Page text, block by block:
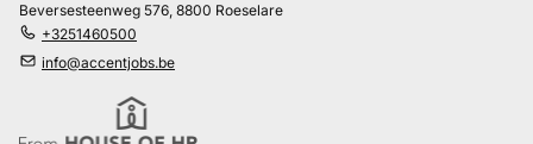
Beversesteenweg 576, 8800 Roeselare
+3251460500
info@accentjobs.be